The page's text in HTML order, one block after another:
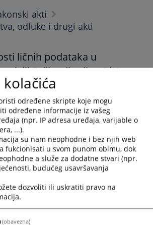
akti
odluke i drugi akti
ličnih podataka u
Brčko distrikta BiH
preuzetiOVDJE.
na: Bosanski jezik
na: Српски језик
124PREGLEDA
određene skripte koje mogu
određene informacije iz vašeg
(npr. IP adresa uređaja, varijable o
...).
su nam neophodne i bez njih web
fukcionisati u svom punom obimu, dok
a služe za dodatne stvari (npr.
budućeg usavršavanja
dozvoliti ili uskratiti pravo na
(obavezna)